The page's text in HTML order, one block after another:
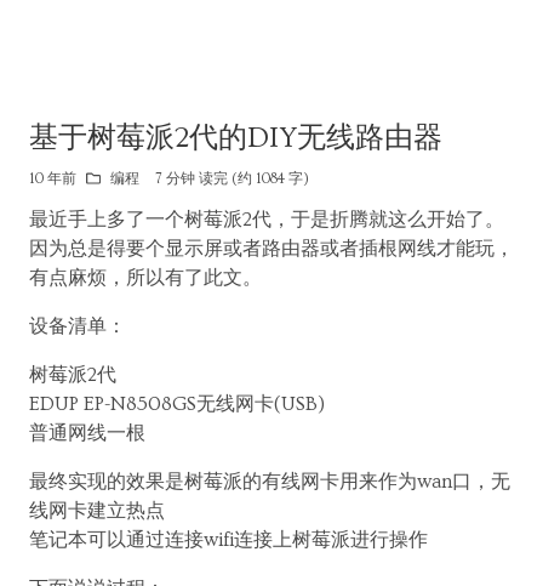
基于树莓派2代的DIY无线路由器
10 年前 编程 7 分钟 读完 (约 1084 字)
最近手上多了一个树莓派2代，于是折腾就这么开始了。
因为总是得要个显示屏或者路由器或者插根网线才能玩，
有点麻烦，所以有了此文。
设备清单：
树莓派2代
EDUP EP-N8508GS无线网卡(USB)
普通网线一根
最终实现的效果是树莓派的有线网卡用来作为wan口，无
线网卡建立热点
笔记本可以通过连接wifi连接上树莓派进行操作